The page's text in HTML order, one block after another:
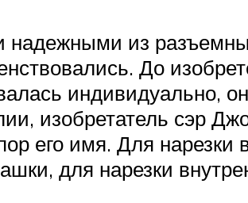
надежными из
До
изобретатель сэр
его имя. Для
для нарезки